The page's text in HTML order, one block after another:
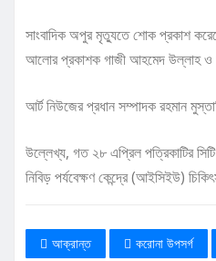
সাংবাদিক অপুর মৃত্যুতে শোক প্রকাশ
আলোর প্রকাশক গাজী আহমেদ উল্লাহ ও
আর্ট নিউজের প্রধান সম্পাদক রহমান
উল্লেখ্য, গত ২৮ এপ্রিল পত্রিকাটির
নিবিড় পর্যবেক্ষণ কেন্দ্রে (আইসিইউ)
আক্রান্ত করোনা উপসর্গ